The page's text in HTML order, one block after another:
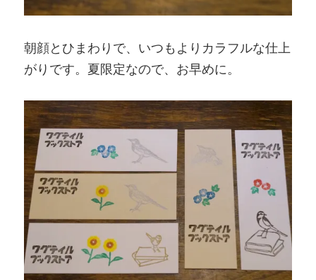
朝顔とひまわりで、いつもよりカラフルな仕上
がりです。夏限定なので、お早めに。